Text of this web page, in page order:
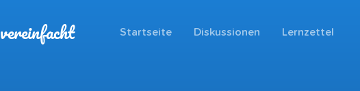
vereinfacht Startseite Diskussionen Lernzettel